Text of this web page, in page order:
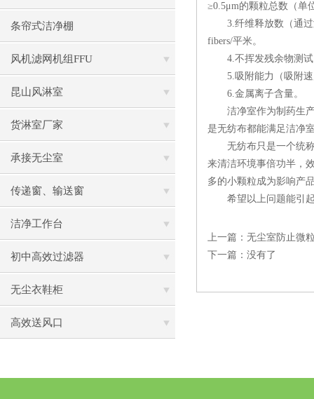
条帘式洁净棚
风机滤网机组FFU
昆山风淋室
货淋室厂家
承接无尘室
传递窗、输送窗
洁净工作台
初中高效过滤器
无尘衣鞋柜
高效送风口
≥0.5μm的颗粒总数（单
3.纤维释放数（通过
fibers/平米。
4.不挥发残余物测试
5.吸附能力（吸附速
6.金属离子含量。
洁净室作为制药生产
是无纺布都能满足洁净
无纺布只是一个统称
来清洁环境事倍功半，
多的小颗粒成为影响产
希望以上问题能引起
上一篇： 无尘室防止微
下一篇：没有了